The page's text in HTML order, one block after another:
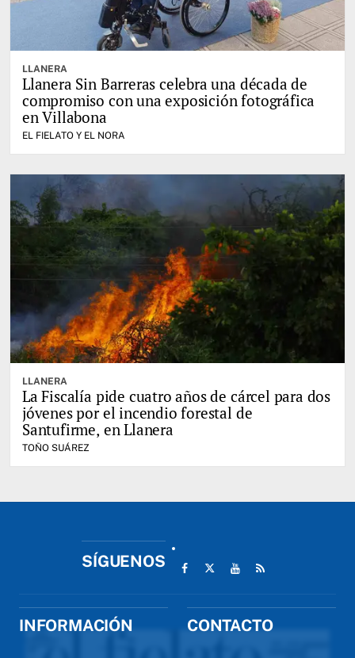
LLANERA
Llanera Sin Barreras celebra una década de
compromiso con una exposición fotográfica
en Villabona
EL FIELATO Y EL NORA
LLANERA
La Fiscalía pide cuatro años de cárcel para dos
jóvenes por el incendio forestal de
Santufirme, en Llanera
TOÑO SUÁREZ
SÍGUENOS
INFORMACIÓN CONTACTO